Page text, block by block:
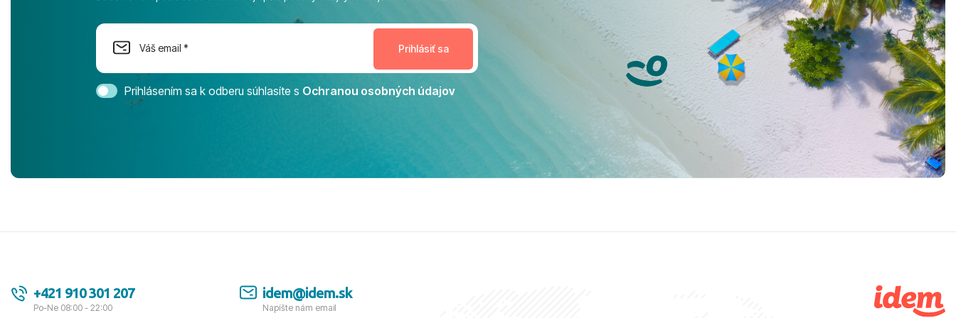
na moment nenudil, no zároveň bol
dostatok priestoru na dokonalý relax. ​
Magic Life Jacaranda môžeme s čistým
svedomím odporučiť každému, kto hľadá
bezstarostnú dovolenku na vysokej
úrovni. Všetko bolo zabezpečené na
tešíme, kam s nami vyrazíte nabudúce!
Ďakujeme za skvelé spomienky. ​S
pozdravom a prianím mnohých ďalších
Prihlásením sa k odberu súhlasíte s Ochranou osobných údajov
+421 910 301 207
Po-Ne 08:00 - 22:00
idem@idem.sk
Napíšte nám email